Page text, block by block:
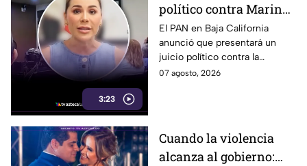
3:23
político contra Marina
del Pilar y la fiscal de
Baja California
El PAN en Baja California
anunció que presentará un
juicio político contra la
gobernadora y la fiscal del
07 agosto, 2026
Cuando la violencia
alcanza al gobierno: